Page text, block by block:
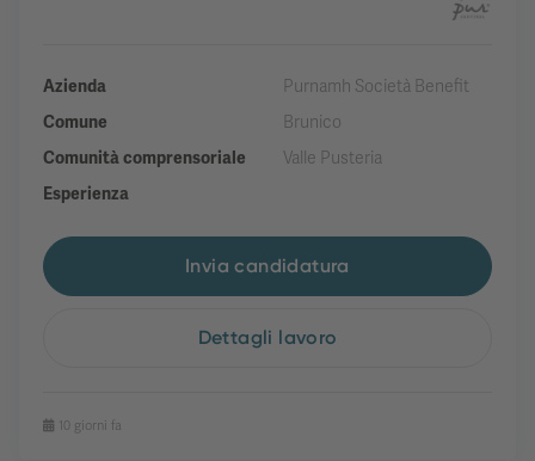
Azienda
Purnamh Società Benefit
Comune
Brunico
Comunità comprensoriale
Valle Pusteria
Esperienza
Invia candidatura
Dettagli lavoro
10 giorni fa